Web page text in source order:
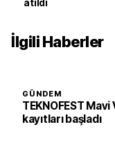
atıldı
İlgili Haberler
GÜNDEM
TEKNOFEST
kayıtları başladı